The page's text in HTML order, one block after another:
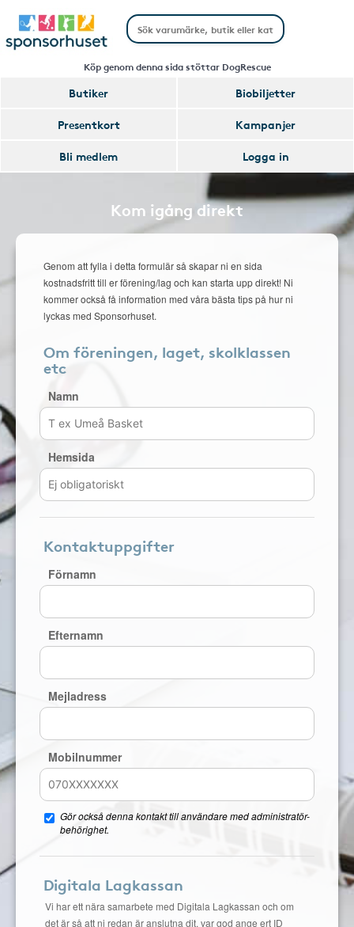
Köp genom denna sida stöttar DogRescue
Butiker
Biobiljetter
Presentkort
Kampanjer
Bli medlem
Logga in
Kom igång direkt
Genom att fylla i detta formulär så skapar ni en sida
kostnadsfritt till er förening/lag och kan starta upp direkt! Ni
kommer också få information med våra bästa tips på hur ni
lyckas med Sponsorhuset.
Om föreningen, laget, skolklassen
etc
Namn
Hemsida
Kontaktuppgifter
Förnamn
Efternamn
Mejladress
Mobilnummer
Gör också denna kontakt till användare med administratör-
behörighet.
Digitala Lagkassan
Vi har ett nära samarbete med Digitala Lagkassan och om
det är så att ni redan är anslutna dit, var god ange ert ID